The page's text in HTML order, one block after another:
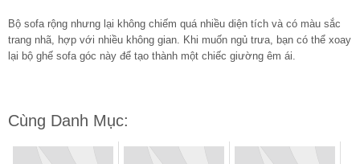
Bộ sofa rộng nhưng lại không chiếm quá nhiều diện tích và có màu sắc
trang nhã, hợp với nhiều không gian. Khi muốn ngủ trưa, bạn có thể xoay
lại bộ ghế sofa góc này để tạo thành một chiếc giường êm ái.
Cùng Danh Mục: